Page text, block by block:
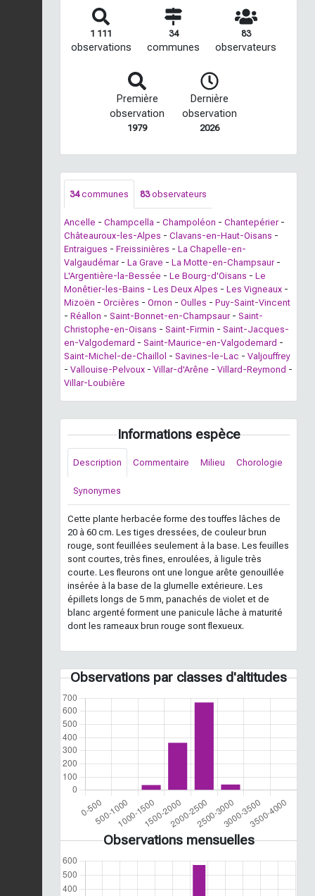
1 111
observations
34
communes
83
observateurs
Première
observation
1979
Dernière
observation
2026
34communes 83observateurs
Ancelle - Champcella - Champoléon - Chantepérier -
Châteauroux-les-Alpes - Clavans-en-Haut-Oisans -
Entraigues - Freissinières - La Chapelle-en-
Valgaudémar - La Grave - La Motte-en-Champsaur -
L'Argentière-la-Bessée - Le Bourg-d'Oisans - Le
Monêtier-les-Bains - Les Deux Alpes - Les Vigneaux -
Mizoën - Orcières - Ornon - Oulles - Puy-Saint-Vincent
- Réallon - Saint-Bonnet-en-Champsaur - Saint-
Christophe-en-Oisans - Saint-Firmin - Saint-Jacques-
en-Valgodemard - Saint-Maurice-en-Valgodemard -
Saint-Michel-de-Chaillol - Savines-le-Lac - Valjouffrey
- Vallouise-Pelvoux - Villar-d'Arêne - Villard-Reymond -
Villar-Loubière
Informations espèce
Description Commentaire Milieu Chorologie
Synonymes
Cette plante herbacée forme des touffes lâches de
20 à 60 cm. Les tiges dressées, de couleur brun
rouge, sont feuillées seulement à la base. Les feuilles
sont courtes, très fines, enroulées, à ligule très
courte. Les fleurons ont une longue arête genouillée
insérée à la base de la glumelle extérieure. Les
épillets longs de 5 mm, panachés de violet et de
blanc argenté forment une panicule lâche à maturité
dont les rameaux brun rouge sont flexueux.
Observations par classes d'altitudes
Observations mensuelles